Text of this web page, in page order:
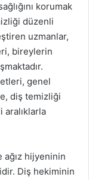
korumak
düzenli
uzmanlar,
bireylerin
etleri, genel
diş temizliği
ağız hijyeninin
Diş hekiminin